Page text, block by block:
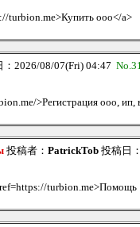
turbion.me>Купить ооо</a>
：2026/08/07(Fri) 04:47
>Регистрация ооо, ип,
投稿者： PatrickTob 投稿日
turbion.me>Помощь